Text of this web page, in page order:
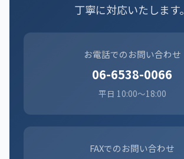
丁寧に対応いたします。
お電話でのお問い合わせ
06-6538-0066
平日 10:00〜18:00
FAXでのお問い合わせ